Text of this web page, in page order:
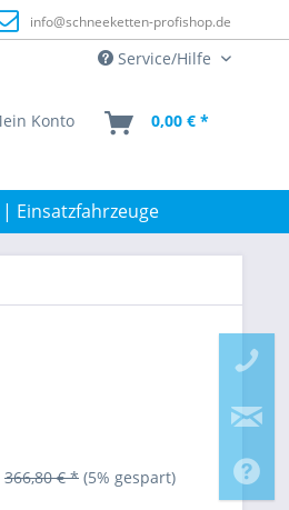
info@schneeketten-profishop.de
Service/Hilfe
Konto 0,00 € *
Einsatzfahrzeuge
366,80 € * (5% gespart)